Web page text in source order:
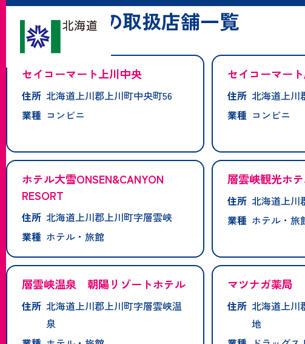
「上川町」の取扱店舗一覧
セイコーマート上川中央
住所 北海道上川郡上川町中央町56
業種 コンビニ
セイコーマー
住所 北海道上川
業種 コンビニ
ホテル大雪ONSEN&CANYON
RESORT
住所 北海道上川郡上川町字層雲峡
業種 ホテル・旅館
層雲峡観光ホ
住所 北海道上川
業種 ホテル・旅
層雲峡温泉 朝陽リゾートホテル
住所 北海道上川郡上川町字層雲峡温
泉
マツナガ薬局
住所 北海道上川
地